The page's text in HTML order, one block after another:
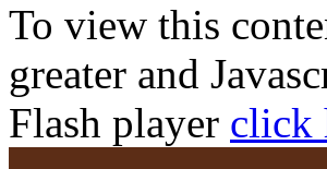
To view this
greater and
Flash player click